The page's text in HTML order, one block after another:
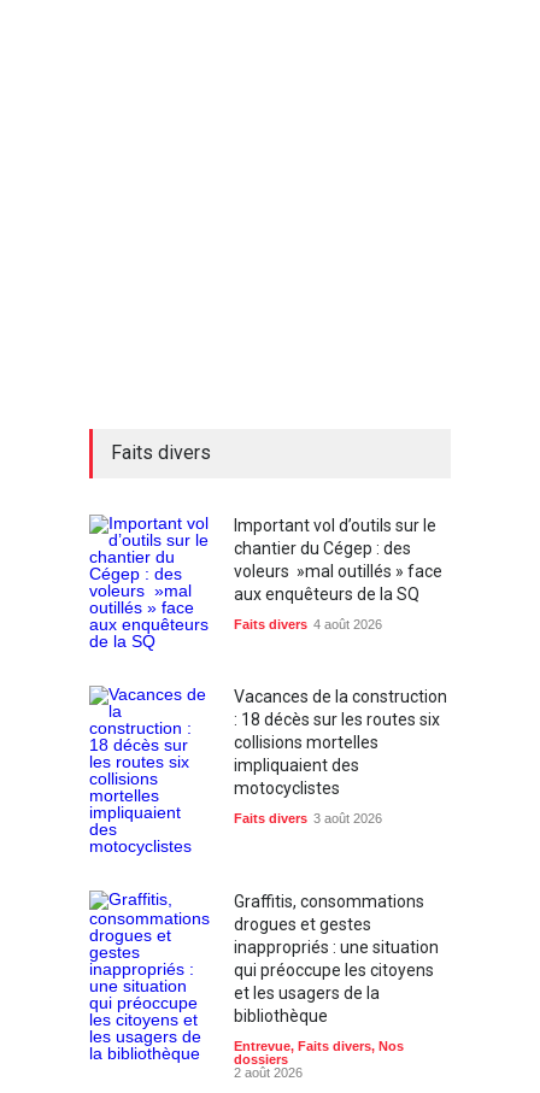
Faits divers
Important vol d’outils sur le
chantier du Cégep : des
voleurs »mal outillés » face
aux enquêteurs de la SQ
Faits divers 4 août 2026
Vacances de la construction
: 18 décès sur les routes six
collisions mortelles
impliquaient des
motocyclistes
Faits divers 3 août 2026
Graffitis, consommations
drogues et gestes
inappropriés : une situation
qui préoccupe les citoyens
et les usagers de la
bibliothèque
Entrevue, Faits divers, Nos
dossiers
2 août 2026